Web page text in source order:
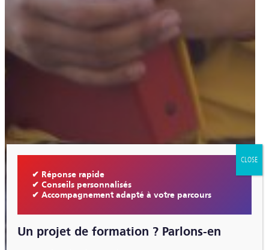
✔ Réponse rapide
✔ Conseils personnalisés
✔ Accompagnement adapté à votre parcours
Un projet de formation ? Parlons-en
CLOSE